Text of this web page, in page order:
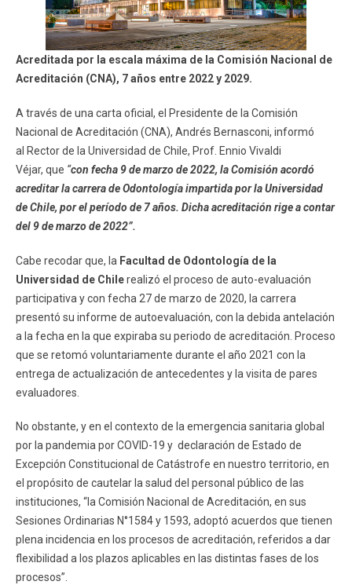
ESTUDIANTES ACADÉMICOS
FUNCIONARIOS EGRESADOS
Acreditada por la escala máxima de la Comisión Nacional de
Acreditación (CNA), 7 años entre 2022 y 2029.
A través de una carta oficial, el Presidente de la Comisión
Nacional de Acreditación (CNA), Andrés Bernasconi, informó
al Rector de la Universidad de Chile, Prof. Ennio Vivaldi
Véjar, que “con fecha 9 de marzo de 2022, la Comisión acordó
acreditar la carrera de Odontología impartida por la Universidad
de Chile, por el período de 7 años. Dicha acreditación rige a contar
del 9 de marzo de 2022”.
Cabe recodar que, la Facultad de Odontología de la
Universidad de Chilerealizó el proceso de auto-evaluación
participativa y con fecha 27 de marzo de 2020, la carrera
presentó su informe de autoevaluación, con la debida antelación
a la fecha en la que expiraba su periodo de acreditación. Proceso
que se retomó voluntariamente durante el año 2021 con la
entrega de actualización de antecedentes y la visita de pares
evaluadores.
No obstante, y en el contexto de la emergencia sanitaria global
por la pandemia por COVID-19 y declaración de Estado de
Excepción Constitucional de Catástrofe en nuestro territorio, en
el propósito de cautelar la salud del personal público de las
instituciones, “la Comisión Nacional de Acreditación, en sus
Sesiones Ordinarias N°1584 y 1593, adoptó acuerdos que tienen
plena incidencia en los procesos de acreditación, referidos a dar
flexibilidad a los plazos aplicables en las distintas fases de los
procesos”.